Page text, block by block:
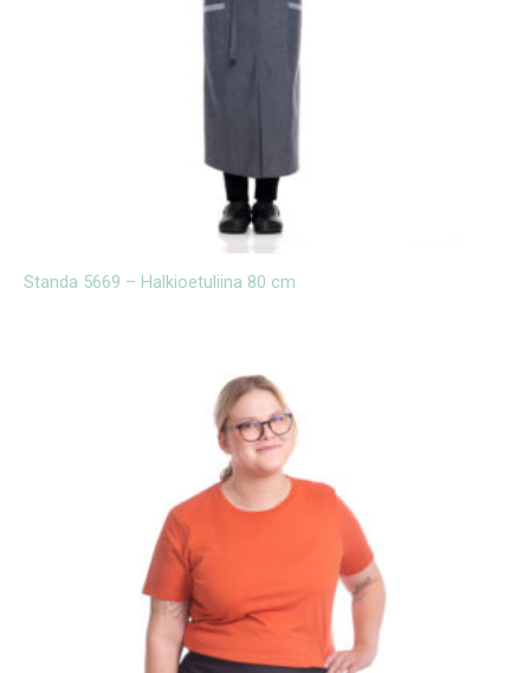
Standa 5669 – Halkioetuliina 80 cm